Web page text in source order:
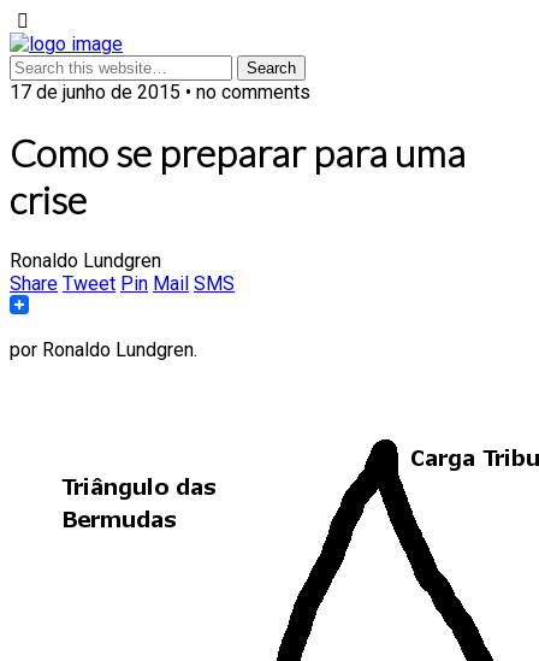
17 de junho de 2015 • no comments
Como se preparar para uma
crise
Ronaldo Lundgren
Share Tweet Pin Mail SMS
por Ronaldo Lundgren.